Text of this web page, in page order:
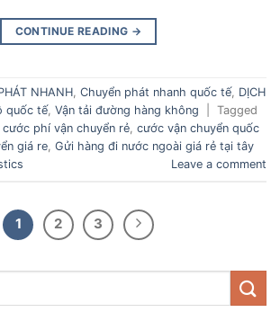
CONTINUE READING →
NHANH, Chuyển phát nhanh quốc tế, DỊCH
quốc tế, Vận tải đường hàng không
Tagged
cước phí vận chuyển rẻ, cước vận chuyển quốc
giá re, Gửi hàng đi nước ngoài giá rẻ tại tây
Leave a comment
1 2 3